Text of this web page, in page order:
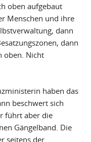
oben aufgebaut
Menschen und ihre
dann
dann
oben. Nicht
haben das
beschwert sich
führt aber die
Gängelband. Die
seitens der